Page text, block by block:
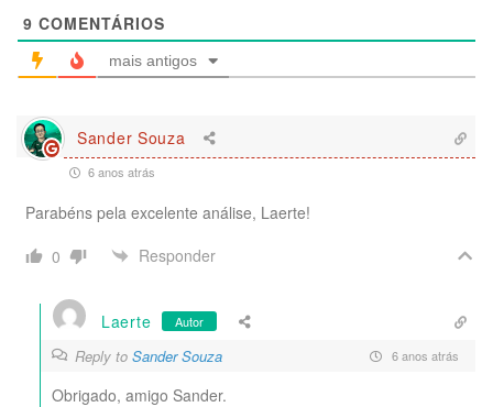
9 COMENTÁRIOS
mais antigos
Sander Souza
6 anos atrás
Parabéns pela excelente análise, Laerte!
0
Responder
Laerte Autor
Reply to Sander Souza 6 anos atrás
Obrigado, amigo Sander.